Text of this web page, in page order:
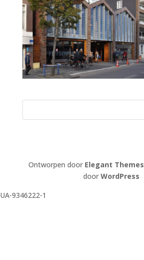
Ontworpen door Elegant Themes
doorWordPress
UA-9346222-1